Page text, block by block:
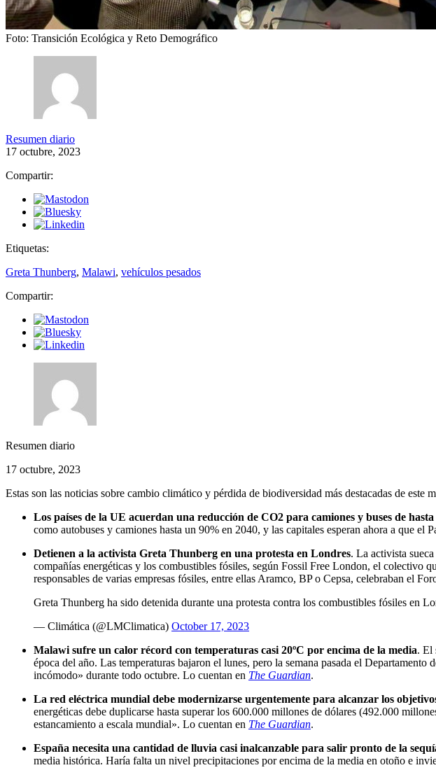
Foto: Transición Ecológica y Reto Demográfico
Resumen diario
17 octubre, 2023
Compartir:
Etiquetas:
Greta Thunberg, Malawi, vehículos pesados
Compartir:
Resumen diario
17 octubre, 2023
Estas son las noticias sobre cambio climático y pérdida de biodiversidad más destacadas de este
Los países de la UE acuerdan una reducción de CO2 para camiones y buses de
como autobuses y camiones hasta un 90% en 2040, y las capitales esperan ahora a que
Detienen a la activista Greta Thunberg en una protesta en Londres. La activista
compañías energéticas y los combustibles fósiles, según Fossil Free London, el colectivo
responsables de varias empresas fósiles, entre ellas Aramco, BP o Cepsa, celebraban el
Greta Thunberg ha sido detenida durante una protesta contra los combustibles fósiles en
— Climática (@LMClimatica) October 17, 2023
Malawi sufre un calor récord con temperaturas casi 20ºC por encima de la media. El
época del año. Las temperaturas bajaron el lunes, pero la semana pasada el
incómodo» durante todo octubre. Lo cuentan en The Guardian.
La red eléctrica mundial debe modernizarse urgentemente para alcanzar los
energéticas debe duplicarse hasta superar los 600.000 millones de dólares (492.000
estancamiento a escala mundial». Lo cuentan en The Guardian.
España necesita una cantidad de lluvia casi inalcanzable para salir pronto de la
media histórica. Haría falta un nivel precipitaciones por encima de la media en otoño e